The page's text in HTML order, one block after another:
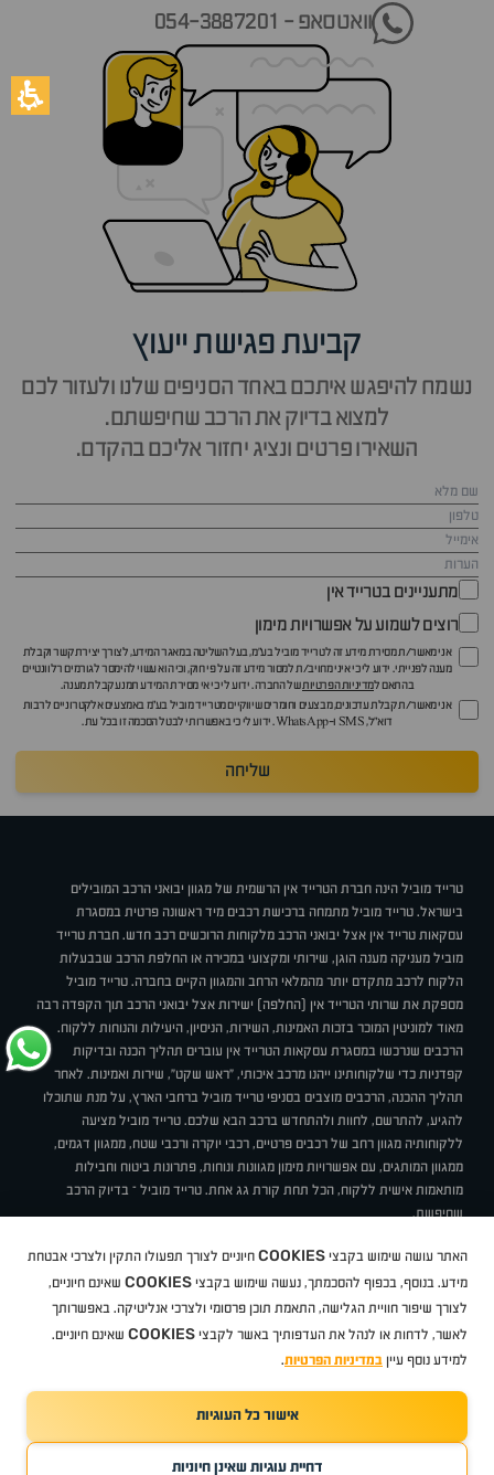
וואטסאפ - 054-3887201
קביעת פגישת ייעוץ
נשמח להיפגש איתכם באחד הסניפים שלנו ולעזור לכם
למצוא בדיוק את הרכב שחיפשתם.
השאירו פרטים ונציג יחזור אליכם בהקדם.
מתעניינים בטרייד אין
רוצים לשמוע על אפשרויות מימון
אני מאשר/ת מסירת מידע זה לטרייד מוביל בע"מ, בעל השליטה במאגר המידע, לצורך יצירת קשר וקבלת
מענה לפנייתי. ידוע לי כי איני מחויב/ת למסור מידע זה על פי חוק, וכי הוא עשוי להימסר לגורמים רלוונטיים
בהתאם למדיניות הפרטיותשל החברה. ידוע לי כי אי מסירת המידע תמנע קבלת מענה.
אני מאשר/ת קבלת עדכונים, מבצעים וחומרים שיווקיים מטרייד מוביל בע"מ באמצעים אלקטרוניים לרבות
דוא״ל, SMS ו-WhatsApp. ידוע לי כי באפשרותי לבטל הסכמה זו בכל עת.
שליחה
טרייד מוביל הינה חברת הטרייד אין הרשמית של מגוון יבואני הרכב המובילים
בישראל. טרייד מוביל מתמחה ברכישת רכבים מיד ראשונה פרטית במסגרת
עסקאות טרייד אין אצל יבואני הרכב מלקוחות הרוכשים רכב חדש. חברת טרייד
מוביל מעניקה מענה הוגן, שירותי ומקצועי במכירה או החלפת הרכב שבבעלות
הלקוח לרכב מתקדם יותר מהמלאי הרחב והמגוון הקיים בחברה. טרייד מוביל
מספקת את שרותי הטרייד אין (החלפה) ישירות אצל יבואני הרכב תוך הקפדה רבה
מאוד למוניטין המוכר בזכות האמינות, השירות, הניסיון, היעילות והנוחות ללקוח.
הרכבים שנרכשו במסגרת עסקאות הטרייד אין עוברים תהליך הכנה ובדיקות
קפדניות כדי שלקוחותינו ייהנו מרכב איכותי, "ראש שקט", שירות ואמינות. לאחר
תהליך ההכנה, הרכבים מוצבים בסניפי טרייד מוביל ברחבי הארץ, על מנת שתוכלו
להגיע, להתרשם, לחוות ולהתחדש ברכב הבא שלכם. טרייד מוביל מציעה
ללקוחותיה מגוון רחב של רכבים פרטיים, רכבי יוקרה ורכבי שטח, ממגוון דגמים,
ממגוון המותגים, עם אפשרויות מימון מגוונות ונוחות, פתרונות ביטוח וחבילות
מותאמות אישית ללקוח, הכל תחת קורת גג אחת. טרייד מוביל – בדיוק הרכב
שחיפשת.
תקנוןBUY BACKמבצעיםמגזין טרייד מובילאיך זה עובד? דרושים
ניהול העדפות עוגיות
סיטרואן אופלפיג'וMG
Geelyמזדהבי ווי דיצ'רי טסלהניסאןטויוטהדאצ'יהפולקסווגןטסלה
ב מ וולקסוסאאודיסקודהיונדאירנושברולט
TradeMobile instagram
TradeMobile facebook
האתר עושה שימוש בקבצי COOKIES חיוניים לצורך תפעולו התקין ולצרכי אבטחת
מידע. בנוסף, בכפוף להסכמתך, נעשה שימוש בקבצי COOKIES שאינם חיוניים,
לצורך שיפור חוויית הגלישה, התאמת תוכן פרסומי ולצרכי אנליטיקה. באפשרותך
לאשר, לדחות או לנהל את העדפותיך באשר לקבצי COOKIES שאינם חיוניים.
למידע נוסף עיין במדיניות הפרטיות.
אישור כל העוגיות
דחיית עוגיות שאינן חיוניות